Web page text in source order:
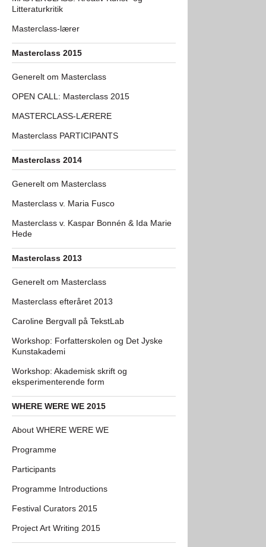
Litteraturkritik
Masterclass-lærer
Masterclass 2015
Generelt om Masterclass
OPEN CALL: Masterclass 2015
MASTERCLASS-LÆRERE
Masterclass PARTICIPANTS
Masterclass 2014
Generelt om Masterclass
Masterclass v. Maria Fusco
Masterclass v. Kaspar Bonnén & Ida Marie
Hede
Masterclass 2013
Generelt om Masterclass
Masterclass efteråret 2013
Caroline Bergvall på TekstLab
Workshop: Forfatterskolen og Det Jyske
Kunstakademi
Workshop: Akademisk skrift og
eksperimenterende form
WHERE WERE WE 2015
About WHERE WERE WE
Programme
Participants
Programme Introductions
Festival Curators 2015
Project Art Writing 2015